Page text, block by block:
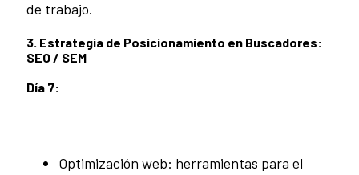
de trabajo.
3. Estrategia de Posicionamiento en Buscadores:
SEO / SEM
Día 7:
Optimización web: herramientas para el